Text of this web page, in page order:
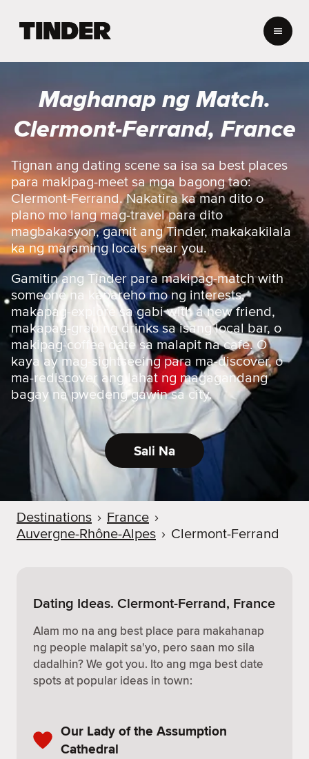
r
o
e
Maghanap ng Match.
Clermont-Ferrand, France
Tignan ang dating scene sa isa sa best places
para makipag-meet sa mga bagong tao:
Clermont-Ferrand. Nakatira ka man dito o
plano mo lang mag-travel para dito
magbakasyon, gamit ang Tinder, makakakilala
ka ng maraming locals near you.
Gamitin ang Tinder para makipag-match with
someone na kapareho mo ng interests,
makapag-explore sa gabi with a new friend,
makapag-grab ng drinks sa isang local bar, o
makipag-coffee date sa malapit na cafe. O
kaya ay mag-sightseeing para ma-discover, o
ma-rediscover ang lahat ng magagandang
bagay na pwedeng gawin sa city.
Sali Na
Destinations › France ›
Auvergne-Rhône-Alpes › Clermont-Ferrand
Dating Ideas. Clermont-Ferrand, France
Alam mo na ang best place para makahanap
ng people malapit sa'yo, pero saan mo sila
dadalhin? We got you. Ito ang mga best date
spots at popular ideas in town:
Our Lady of the Assumption
Cathedral